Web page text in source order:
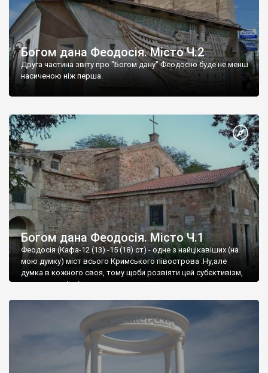
Богом дана Феодосія. Місто Ч.2
Друга частина звіту про "Богом дану" Феодосію буде не менш
насиченою ніж перша.
Богом дана Феодосія. Місто Ч.1
Феодосія (Кафа-12 (13) -15 (18) ст) - одне з найцікавіших (на
мою думку) міст всього Кримського півострова .Ну,але
думка в кожного своя, тому щоби розвіяти цей субєктивізм,
запрошую відвідати це